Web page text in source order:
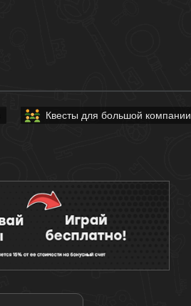
Квесты для большой компании